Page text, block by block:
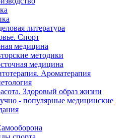
литература
Спорт
медицина
методики
медицина
Ароматерапия
Здоровый образ жизни
- популярные медицинские